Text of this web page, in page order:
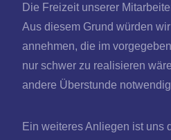
Die Freizeit unserer
Aus diesem Grund würden
annehmen, die im
nur schwer zu realisieren
andere Überstunde
Ein weiteres Anliegen ist uns